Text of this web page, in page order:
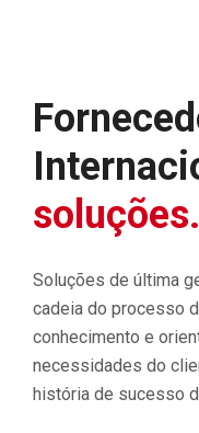
soluções.
Soluções de última
cadeia do processo
conhecimento e
necessidades do
história de sucesso